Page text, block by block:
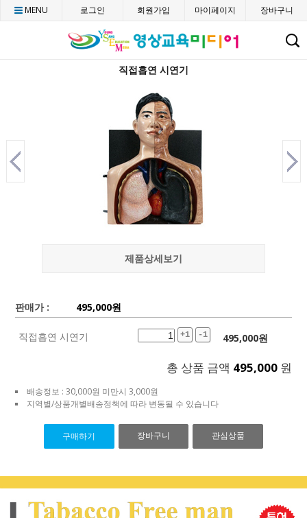
CMENU 로그인 회원가입 마이페이지 장바구니
직접흡연 시연기
제품상세보기
판매가 : 495,000원
직접흡연 시연기 +1 -1 495,000원
총 상품 금액 495,000 원
배송정보 : 30,000원 미만시 3,000원
지역별/상품개별배송정책에 따라 변동될 수 있습니다
구매하기 장바구니 관심상품